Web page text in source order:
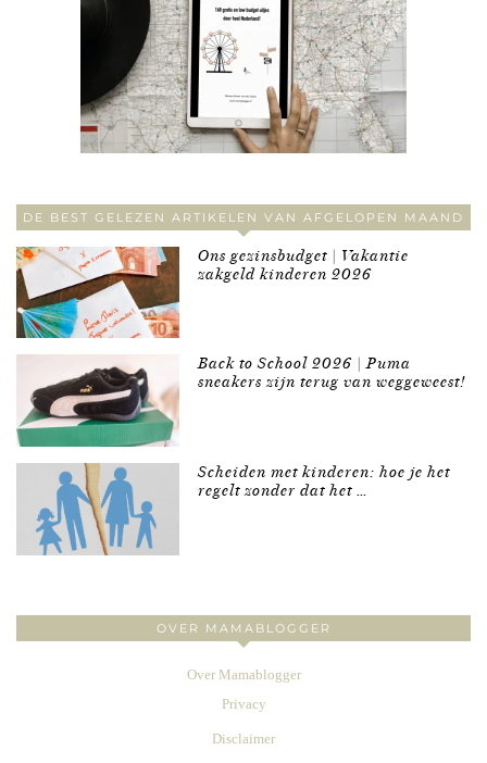
DE BEST GELEZEN ARTIKELEN VAN AFGELOPEN MAAND
Ons gezinsbudget | Vakantie
zakgeld kinderen 2026
Back to School 2026 | Puma
sneakers zijn terug van weggeweest!
Scheiden met kinderen: hoe je het
regelt zonder dat het …
OVER MAMABLOGGER
Over Mamablogger
Privacy
Disclaimer